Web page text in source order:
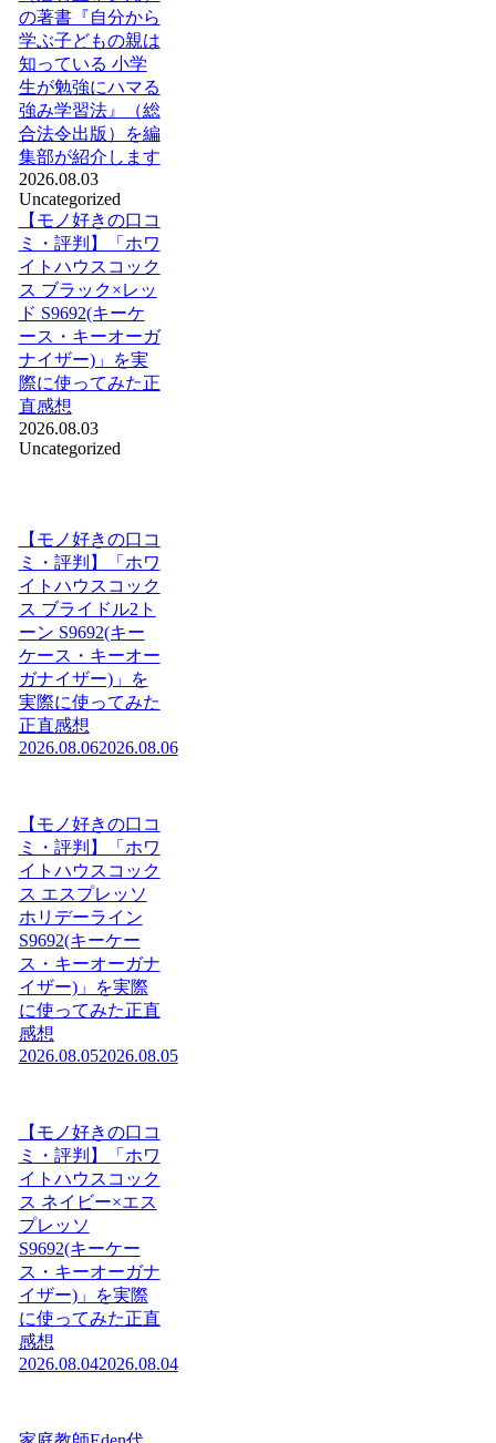
の著書『自分から
学ぶ子どもの親は
知っている 小学
生が勉強にハマる
強み学習法』（総
合法令出版）を編
集部が紹介します
2026.08.03
Uncategorized
【モノ好きの口コ
ミ・評判】「ホワ
イトハウスコック
ス ブラック×レッ
ド S9692(キーケ
ース・キーオーガ
ナイザー)」を実
際に使ってみた正
直感想
2026.08.03
Uncategorized
【モノ好きの口コ
ミ・評判】「ホワ
イトハウスコック
ス ブライドル2ト
ーン S9692(キー
ケース・キーオー
ガナイザー)」を
実際に使ってみた
正直感想
2026.08.062026.08.06
【モノ好きの口コ
ミ・評判】「ホワ
イトハウスコック
ス エスプレッソ
ホリデーライン
S9692(キーケー
ス・キーオーガナ
イザー)」を実際
に使ってみた正直
感想
2026.08.052026.08.05
【モノ好きの口コ
ミ・評判】「ホワ
イトハウスコック
ス ネイビー×エス
プレッソ
S9692(キーケー
ス・キーオーガナ
イザー)」を実際
に使ってみた正直
感想
2026.08.042026.08.04